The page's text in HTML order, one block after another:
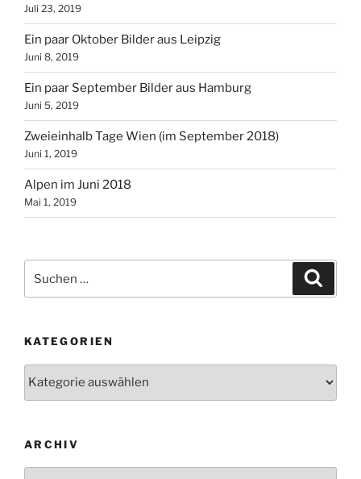
Juli 23, 2019
Ein paar Oktober Bilder aus Leipzig
Juni 8, 2019
Ein paar September Bilder aus Hamburg
Juni 5, 2019
Zweieinhalb Tage Wien (im September 2018)
Juni 1, 2019
Alpen im Juni 2018
Mai 1, 2019
nach:
KATEGORIEN
ARCHIV